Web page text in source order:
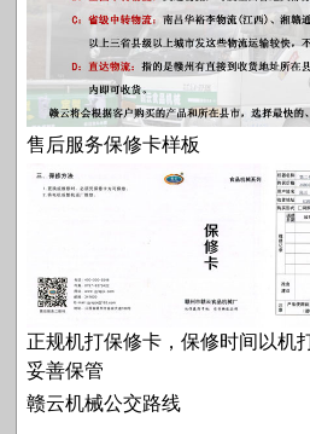
售后服务保修卡样板
正规机打保修卡，保修时间以机
妥善保管
赣云机械公交路线